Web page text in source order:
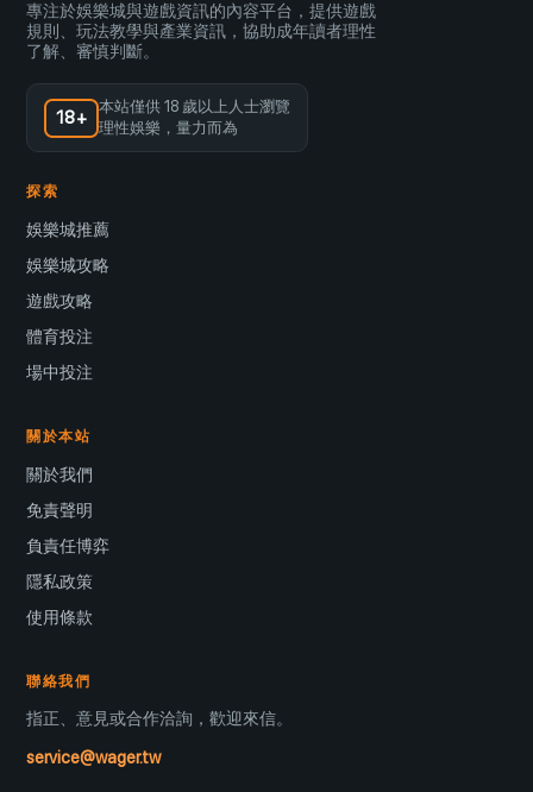
專注於娛樂城與遊戲資訊的內容平台，提供遊戲
規則、玩法教學與產業資訊，協助成年讀者理性
了解、審慎判斷。
18+
本站僅供 18 歲以上人士瀏覽
理性娛樂，量力而為
探索
娛樂城推薦
娛樂城攻略
遊戲攻略
體育投注
場中投注
關於本站
關於我們
免責聲明
負責任博弈
隱私政策
使用條款
聯絡我們
指正、意見或合作洽詢，歡迎來信。
service@wager.tw